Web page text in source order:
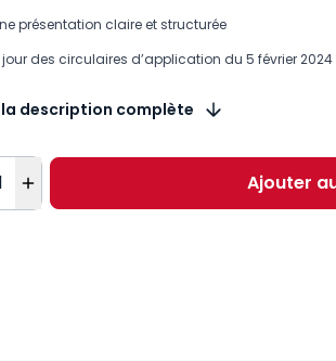
présentation claire et structurée
jour des circulaires d’application du 5 février 2024
description complète
Ajouter